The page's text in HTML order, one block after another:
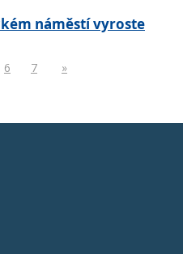
náměstí vyroste
6 7 »